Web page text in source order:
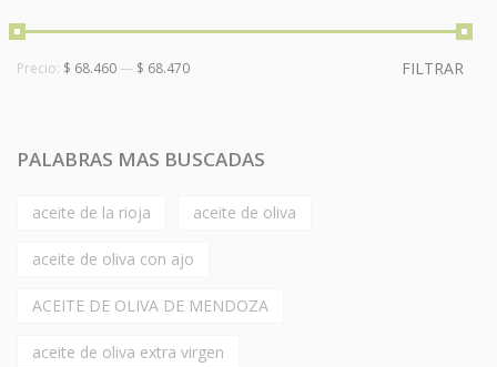
FILTRAR
Precio: $ 68.460 — $ 68.470
PALABRAS MAS BUSCADAS
aceite de la rioja aceite de oliva
aceite de oliva con ajo
ACEITE DE OLIVA DE MENDOZA
aceite de oliva extra virgen